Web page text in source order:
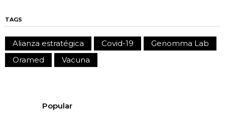
TAGS
Alianza estratégica Covid-19
Genomma Lab
Oramed
Vacuna
Popular